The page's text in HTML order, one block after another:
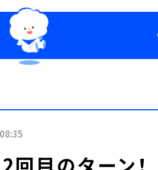
Podcast
08:35